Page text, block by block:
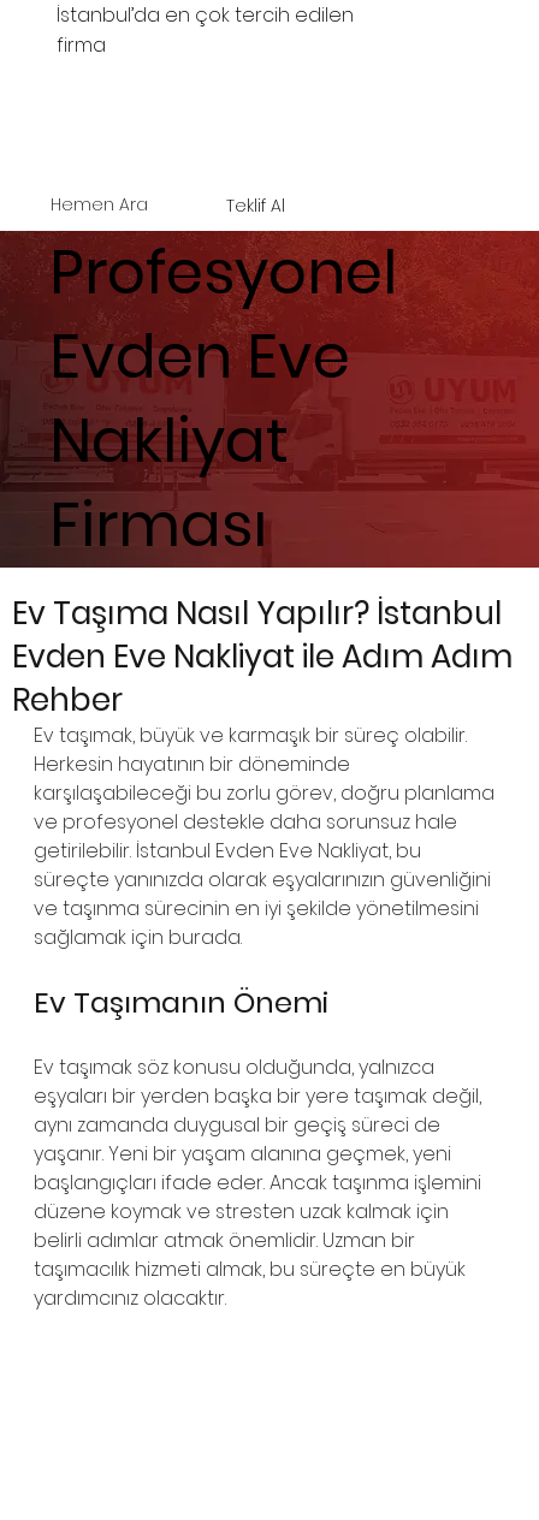
İstanbul’da en çok tercih edilen
firma
Hemen Ara Teklif Al
Profesyonel
Evden Eve
Nakliyat
Firması
Ev Taşıma Nasıl Yapılır? İstanbul
Evden Eve Nakliyat ile Adım Adım
Rehber
Ev taşımak, büyük ve karmaşık bir süreç olabilir.
Herkesin hayatının bir döneminde
karşılaşabileceği bu zorlu görev, doğru planlama
ve profesyonel destekle daha sorunsuz hale
getirilebilir. İstanbul Evden Eve Nakliyat, bu
süreçte yanınızda olarak eşyalarınızın güvenliğini
ve taşınma sürecinin en iyi şekilde yönetilmesini
sağlamak için burada.
Ev Taşımanın Önemi
Ev taşımak söz konusu olduğunda, yalnızca
eşyaları bir yerden başka bir yere taşımak değil,
aynı zamanda duygusal bir geçiş süreci de
yaşanır. Yeni bir yaşam alanına geçmek, yeni
başlangıçları ifade eder. Ancak taşınma işlemini
düzene koymak ve stresten uzak kalmak için
belirli adımlar atmak önemlidir. Uzman bir
taşımacılık hizmeti almak, bu süreçte en büyük
yardımcınız olacaktır.